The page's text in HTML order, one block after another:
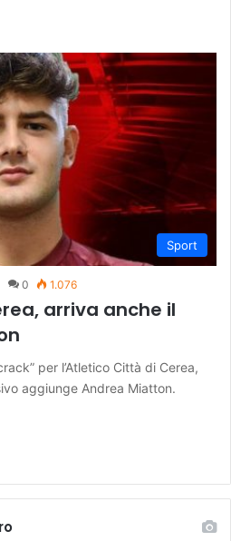
Sport
0 1.076
arriva anche il
per l’Atletico Città di Cerea,
aggiunge Andrea Miatton.